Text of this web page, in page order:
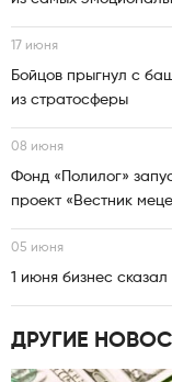
17 июня
Бойцов прыгнул с
из стратосферы
08 июня
Фонд «Полилог»
проект «Вестник
05 июня
1 июня бизнес
ДРУГИЕ